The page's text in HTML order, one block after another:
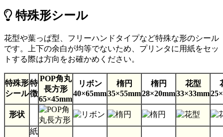
12×88mm
No.12839
9×23mm
No.12720
特殊形シール
花型や葉っぱ型、フリーハンドタイプなど特殊な形のシール
です。上下の余白が均等でないため、プリンタに用紙をセッ
トする際は方向をお確かめください。
特殊形
シール
特
徴
POP角丸
長方形
65×45mm
リボン
40×65mm
楕円
35×55mm
楕円
28×20mm
花型
33×33mm
形状
紙